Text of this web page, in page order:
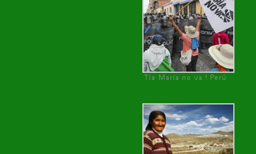
Tía María no va ! Perú